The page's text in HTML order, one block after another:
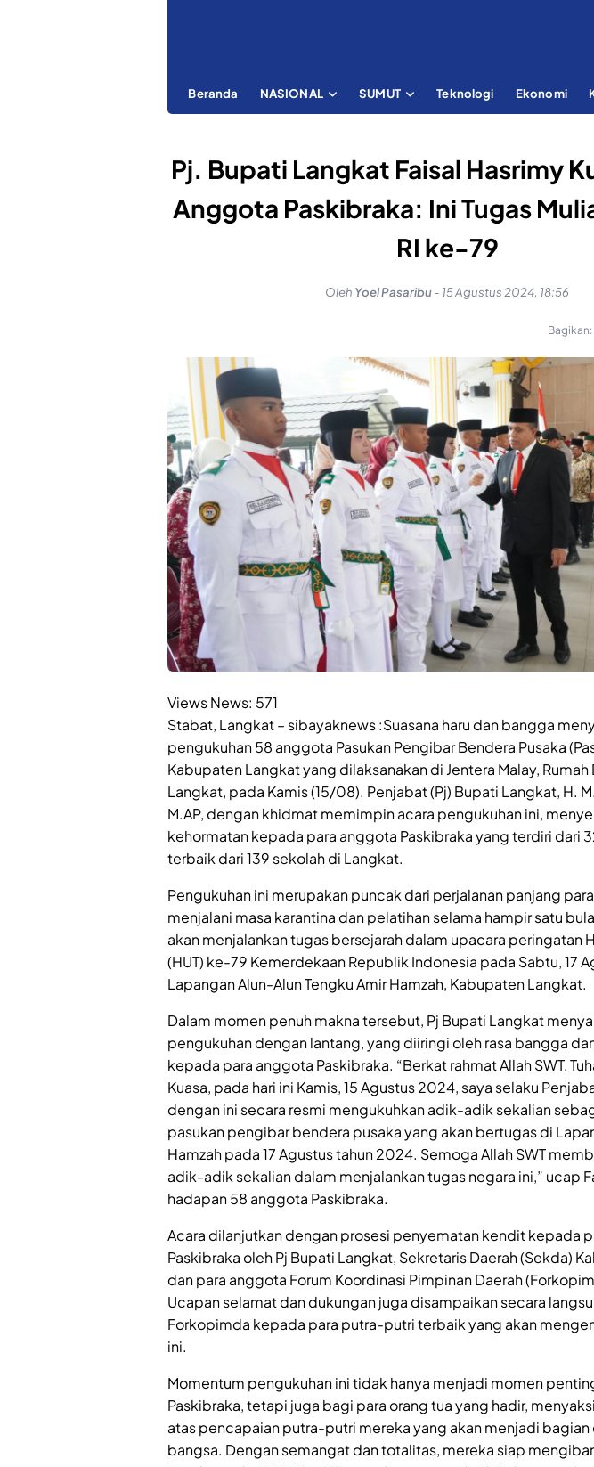
Beranda NASIONAL SUMUT Teknologi Ekonomi
Pj. Bupati Langkat Faisal Hasrimy
Anggota Paskibraka: Ini Tugas
RI ke-79
Oleh Yoel Pasaribu- 15 Agustus 2024, 18:56
Bagikan:
Views News: 571
Stabat, Langkat – sibayaknews :Suasana haru dan bangga
pengukuhan 58 anggota Pasukan Pengibar Bendera Pusaka
Kabupaten Langkat yang dilaksanakan di Jentera Malay, Rumah
Langkat, pada Kamis (15/08). Penjabat (Pj) Bupati Langkat, H.
M.AP, dengan khidmat memimpin acara pengukuhan ini,
kehormatan kepada para anggota Paskibraka yang terdiri dari
terbaik dari 139 sekolah di Langkat.
Pengukuhan ini merupakan puncak dari perjalanan panjang
menjalani masa karantina dan pelatihan selama hampir satu
akan menjalankan tugas bersejarah dalam upacara peringatan
(HUT) ke-79 Kemerdekaan Republik Indonesia pada Sabtu, 17
Lapangan Alun-Alun Tengku Amir Hamzah, Kabupaten Langkat.
Dalam momen penuh makna tersebut, Pj Bupati Langkat
pengukuhan dengan lantang, yang diiringi oleh rasa bangga
kepada para anggota Paskibraka. “Berkat rahmat Allah SWT,
Kuasa, pada hari ini Kamis, 15 Agustus 2024, saya selaku
dengan ini secara resmi mengukuhkan adik-adik sekalian
pasukan pengibar bendera pusaka yang akan bertugas di
Hamzah pada 17 Agustus tahun 2024. Semoga Allah SWT
adik-adik sekalian dalam menjalankan tugas negara ini,” ucap
hadapan 58 anggota Paskibraka.
Acara dilanjutkan dengan prosesi penyematan kendit kepada
Paskibraka oleh Pj Bupati Langkat, Sekretaris Daerah (Sekda)
dan para anggota Forum Koordinasi Pimpinan Daerah
Ucapan selamat dan dukungan juga disampaikan secara
Forkopimda kepada para putra-putri terbaik yang akan
ini.
Momentum pengukuhan ini tidak hanya menjadi momen
Paskibraka, tetapi juga bagi para orang tua yang hadir,
atas pencapaian putra-putri mereka yang akan menjadi bagian
bangsa. Dengan semangat dan totalitas, mereka siap